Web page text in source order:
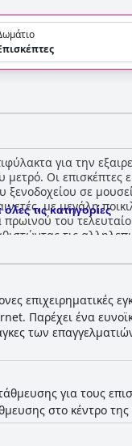
για την
Οι επισκέπτες
σε
με μεγάλη
του
τις
πισίνας στον
επίσης
επιπλέον
τις κατηγορίες
επιχειρηματικές
Παρέχει ένα
των
για τους
στο κέντρο